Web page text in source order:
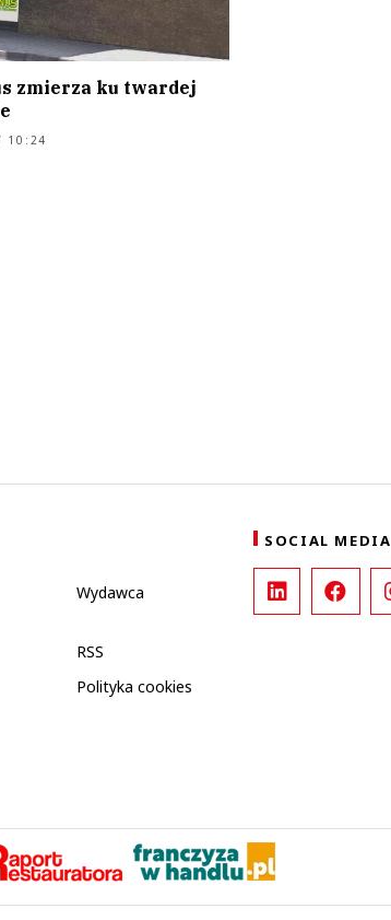
zmierza ku twardej
10:24
Wydawca
RSS
Polityka cookies
SOCIAL MEDIA